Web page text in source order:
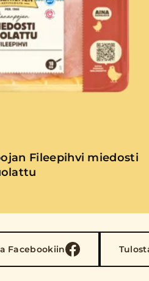
Fileepihvi miedosti
Facebookiin